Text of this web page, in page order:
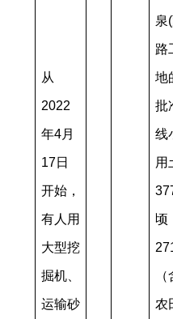
从
2022
年4月
17日
开始，
有人用
大型挖
掘机、
运输砂
泉
路
地
批
线
用
顷
农